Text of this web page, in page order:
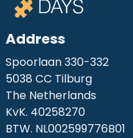
Address
Spoorlaan 330-332
5038 CC Tilburg
The Netherlands
KvK. 40258270
BTW. NL002599776B01